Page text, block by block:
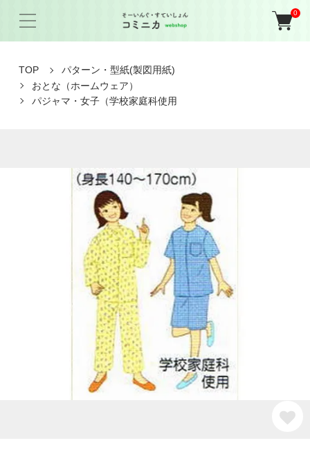
0
TOP
パターン・型紙(製図用紙)
おとな（ホームウェア）
パジャマ・女子（学校家庭科使用